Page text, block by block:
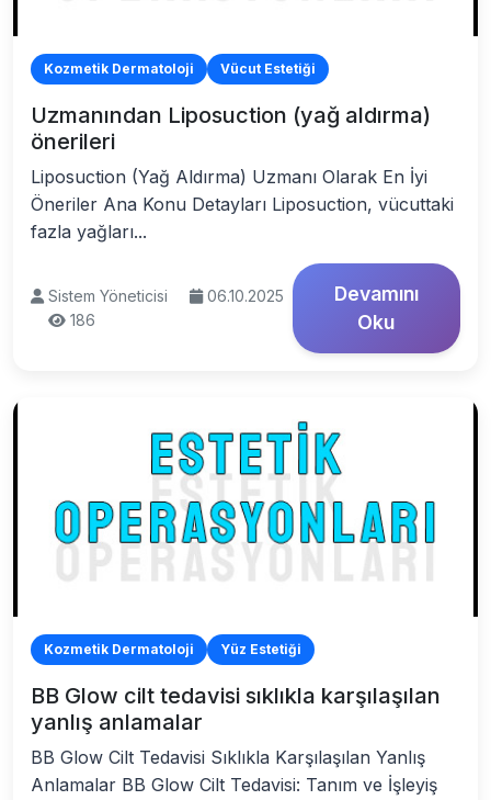
Kozmetik Dermatoloji Vücut Estetiği
Uzmanından Liposuction (yağ aldırma)
önerileri
Liposuction (Yağ Aldırma) Uzmanı Olarak En İyi
Öneriler Ana Konu Detayları Liposuction, vücuttaki
fazla yağları...
Sistem Yöneticisi
06.10.2025
186
Devamını
Oku
Kozmetik Dermatoloji Yüz Estetiği
BB Glow cilt tedavisi sıklıkla karşılaşılan
yanlış anlamalar
BB Glow Cilt Tedavisi Sıklıkla Karşılaşılan Yanlış
Anlamalar BB Glow Cilt Tedavisi: Tanım ve İşleyiş